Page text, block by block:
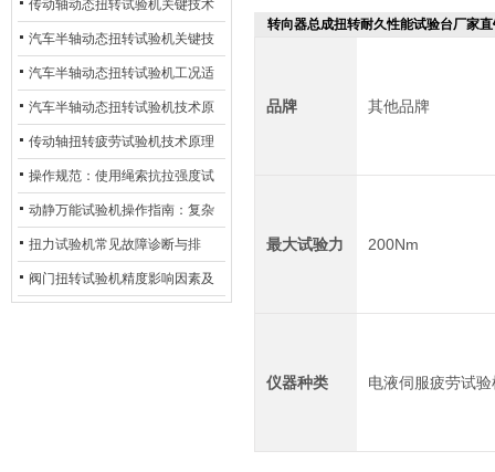
材质选型与表面处理的耐用性优
化
传动轴动态扭转试验机关键技术
及产业落地应用
汽车半轴动态扭转试验机关键技
术及产业落地应用
汽车半轴动态扭转试验机工况适
配与质控应用探析
汽车半轴动态扭转试验机技术原
理与行业应用
传动轴扭转疲劳试验机技术原理
与行业应用
操作规范：使用绳索抗拉强度试
验机的完整测试步骤
动静万能试验机操作指南：复杂
动态测试的标准化流程
扭力试验机常见故障诊断与排
除：从传感器信号异常到机械传
阀门扭转试验机精度影响因素及
转向器总成扭转耐久性能试验台厂家
品牌 其他品牌
最大试验力 200Nm
仪器种类 电液伺服疲劳试验